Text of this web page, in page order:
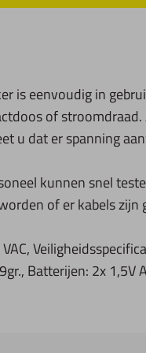
is eenvoudig in
of
u dat er spanning
kunnen snel
of er kabels zijn
Batterijen: 2x 1,5V